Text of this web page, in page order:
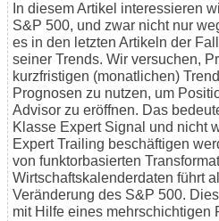
In diesem Artikel interessieren
S&P 500, und zwar nicht nur
es in den letzten Artikeln der
seiner Trends. Wir versuchen,
kurzfristigen (monatlichen)
Prognosen zu nutzen, um
Advisor zu eröffnen. Das
Klasse Expert Signal und nicht
Expert Trailing beschäftigen
von funktorbasierten
Wirtschaftskalenderdaten führt
Veränderung des S&P 500.
mit Hilfe eines mehrschichtigen